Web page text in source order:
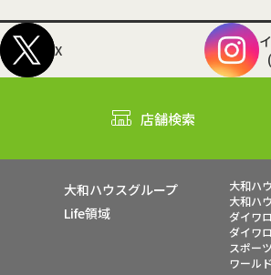
X
店舗検索
大和ハウスグループ
Life領域
大和ハ
大和ハ
ダイワ
ダイワ
スポー
ワール